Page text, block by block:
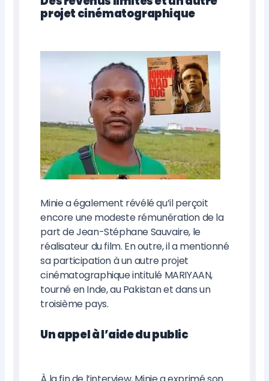
projet cinématographique
Minie a également révélé qu’il perçoit
encore une modeste rémunération de la
part de Jean-Stéphane Sauvaire, le
réalisateur du film. En outre, il a mentionné
sa participation à un autre projet
cinématographique intitulé MARIYAAN,
tourné en Inde, au Pakistan et dans un
troisième pays.
Un appel à l’aide du public